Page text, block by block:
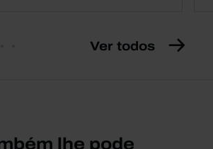
Ver todos
lhe pode